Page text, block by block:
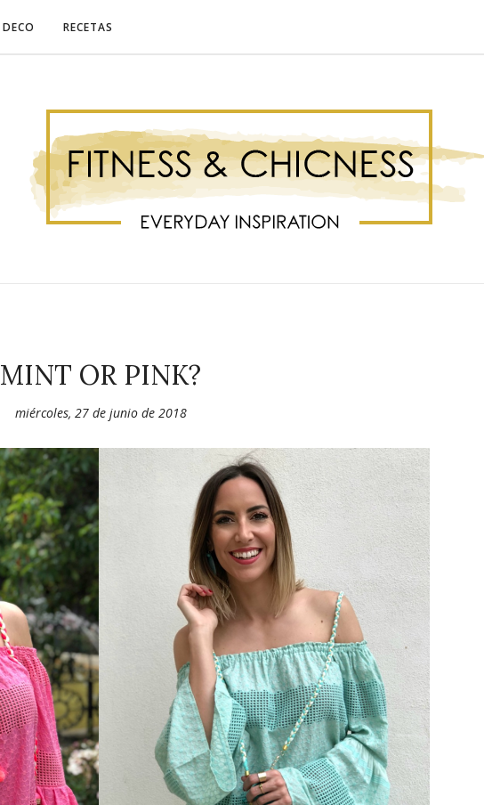
DECO RECETAS
MINT OR PINK?
miércoles, 27 de junio de 2018